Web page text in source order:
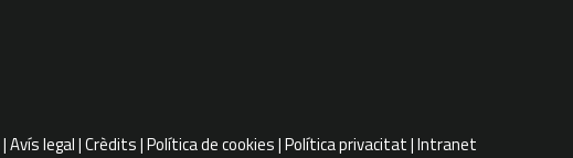
Intranet
Política privacitat
Política de cookies
Crèdits
Avís legal